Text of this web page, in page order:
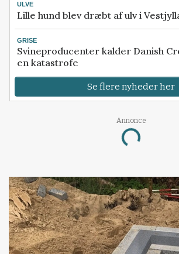
ULVE
Lille hund blev dræbt af ulv i
GRISE
Svineproducenter kalder Danish
en katastrofe
Se flere nyheder her
Annonce
Loading...